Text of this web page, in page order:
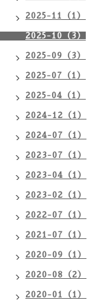
2025-11（1）
2025-10（3）
2025-09（3）
2025-07（1）
2025-04（1）
2024-12（1）
2024-07（1）
2023-07（1）
2023-04（1）
2023-02（1）
2022-07（1）
2021-07（1）
2020-09（1）
2020-08（2）
2020-01（1）